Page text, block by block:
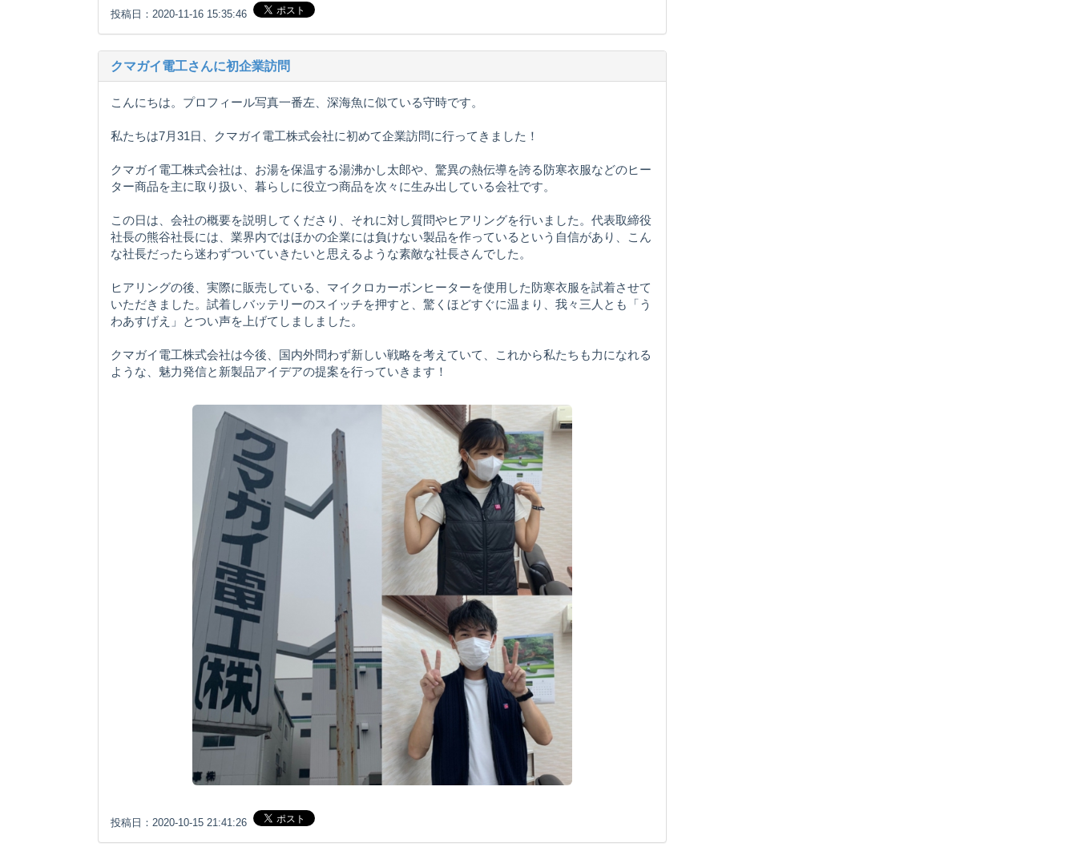
投稿日：2020-11-16 15:35:46
クマガイ電工さんに初企業訪問
こんにちは。プロフィール写真一番左、深海魚に似ている守時です。
私たちは7月31日、クマガイ電工株式会社に初めて企業訪問に行ってきました！
クマガイ電工株式会社は、お湯を保温する湯沸かし太郎や、驚異の熱伝導を誇る防寒衣服などのヒー
ター商品を主に取り扱い、暮らしに役立つ商品を次々に生み出している会社です。
この日は、会社の概要を説明してくださり、それに対し質問やヒアリングを行いました。代表取締役
社長の熊谷社長には、業界内ではほかの企業には負けない製品を作っているという自信があり、こん
な社長だったら迷わずついていきたいと思えるような素敵な社長さんでした。
ヒアリングの後、実際に販売している、マイクロカーボンヒーターを使用した防寒衣服を試着させて
いただきました。試着しバッテリーのスイッチを押すと、驚くほどすぐに温まり、我々三人とも「う
わあすげえ」とつい声を上げてしましました。
クマガイ電工株式会社は今後、国内外問わず新しい戦略を考えていて、これから私たちも力になれる
ような、魅力発信と新製品アイデアの提案を行っていきます！
投稿日：2020-10-15 21:41:26